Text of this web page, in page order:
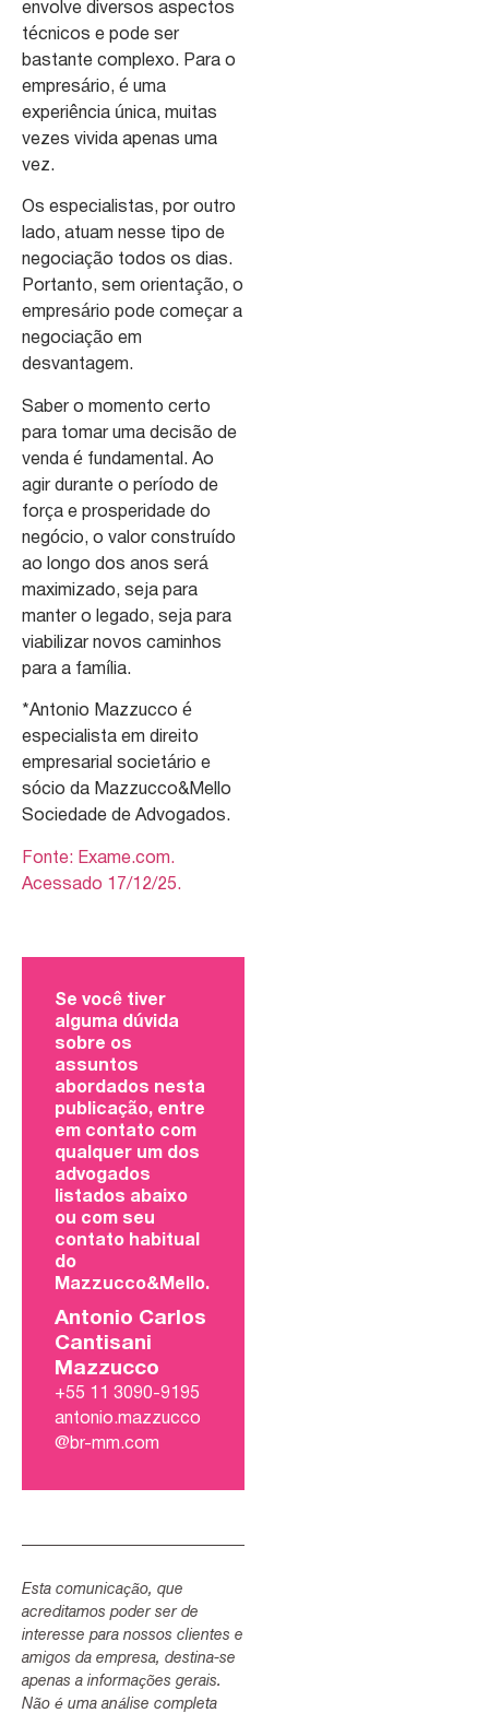
envolve diversos aspectos
técnicos e pode ser
bastante complexo. Para o
empresário, é uma
experiência única, muitas
vezes vivida apenas uma
vez.
Os especialistas, por outro
lado, atuam nesse tipo de
negociação todos os dias.
Portanto, sem orientação, o
empresário pode começar a
negociação em
desvantagem.
Saber o momento certo
para tomar uma decisão de
venda é fundamental. Ao
agir durante o período de
força e prosperidade do
negócio, o valor construído
ao longo dos anos será
maximizado, seja para
manter o legado, seja para
viabilizar novos caminhos
para a família.
*Antonio Mazzucco é
especialista em direito
empresarial societário e
sócio da Mazzucco&Mello
Sociedade de Advogados.
Fonte: Exame.com.
Acessado 17/12/25.
Se você tiver
alguma dúvida
sobre os
assuntos
abordados nesta
publicação, entre
em contato com
qualquer um dos
advogados
listados abaixo
ou com seu
contato habitual
do
Mazzucco&Mello.
Antonio Carlos
Cantisani
Mazzucco
+55 11 3090-9195
antonio.mazzucco
@br-mm.com
Esta comunicação, que
acreditamos poder ser de
interesse para nossos clientes e
amigos da empresa, destina-se
apenas a informações gerais.
Não é uma análise completa